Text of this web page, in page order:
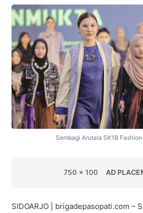
Sembagi Arutala SK1B
750 x 100 AD
SIDOARJO | brigadepasopati.com –